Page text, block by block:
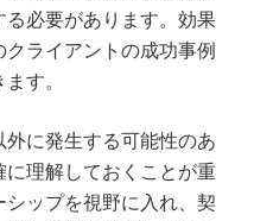
必要があります。効果
ライアントの成功事例
す。
外に発生する可能性のあ
に理解しておくことが重
ップを視野に入れ、契